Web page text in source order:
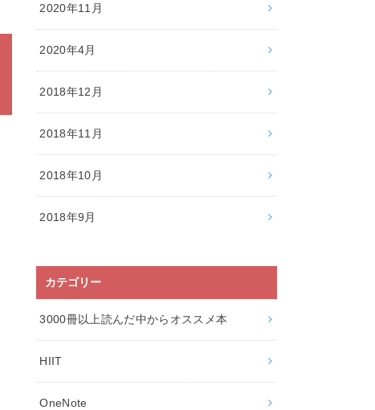
2020年11月
2020年4月
2018年12月
2018年11月
2018年10月
2018年9月
カテゴリー
3000冊以上読んだ中からオススメ本
HIIT
OneNote